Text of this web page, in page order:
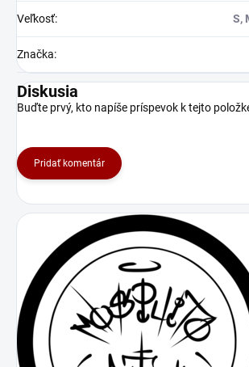
Veľkosť: S,
Značka:
Diskusia
Buďte prvý, kto napíše príspevok k tejto
Pridať komentár